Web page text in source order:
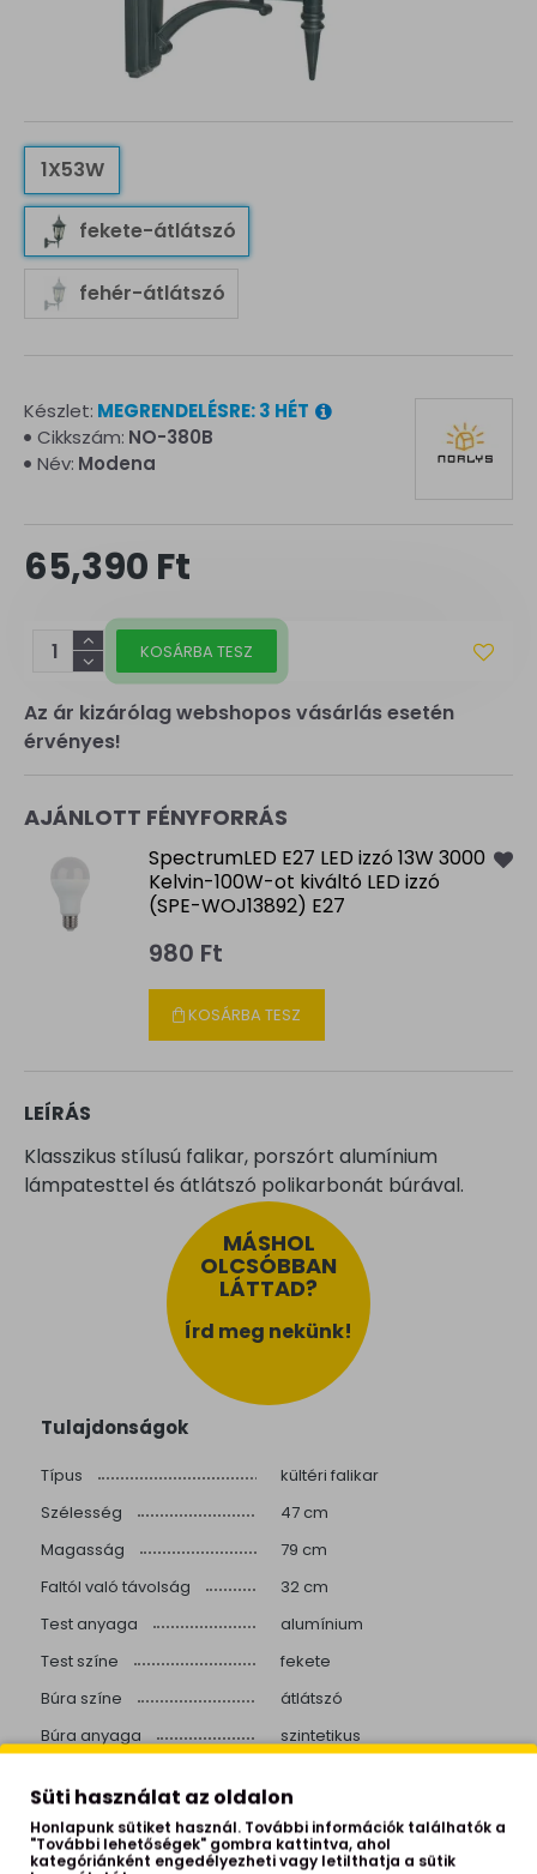
Az ár kizárólag webshopos vásárlás esetén
érvényes!
1X53W
fekete-átlátszó
fehér-átlátszó
65,390 Ft
Készlet: MEGRENDELÉSRE: 3 HÉT
Cikkszám: NO-380B
Név: Modena
KOSÁRBA TESZ
AJÁNLOTT FÉNYFORRÁS
SpectrumLED E27 LED izzó 13W 3000
Kelvin-100W-ot kiváltó LED izzó
(SPE-WOJ13892) E27
980 Ft
KOSÁRBA TESZ
LEÍRÁS
Klasszikus stílusú falikar, porszórt alumínium
lámpatesttel és átlátszó polikarbonát búrával.
MÁSHOL
OLCSÓBBAN
LÁTTAD?
Írd meg nekünk!
Tulajdonságok
Típus
kültéri falikar
Szélesség
47 cm
Magasság
79 cm
Faltól való távolság
32 cm
Test anyaga
alumínium
Test színe
fekete
Búra színe
átlátszó
Búra anyaga
szintetikus
Teljesítmény
1X53W
Fényforrást tartalmaz
nem
Süti használat az oldalon
Honlapunk sütiket használ. További információk találhatók a
"További lehetőségek" gombra kattintva, ahol
kategóriánként engedélyezheti vagy letilthatja a sütik